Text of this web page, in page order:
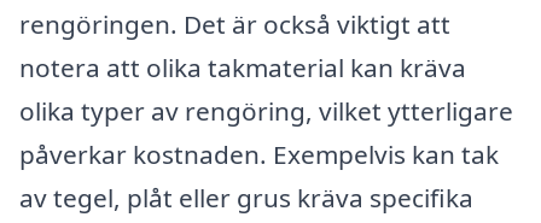
rengöringen. Det är också viktigt att
notera att olika takmaterial kan kräva
olika typer av rengöring, vilket ytterligare
påverkar kostnaden. Exempelvis kan tak
av tegel, plåt eller grus kräva specifika